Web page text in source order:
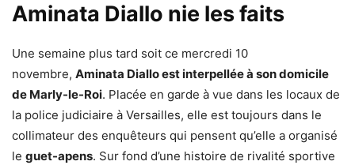
Aminata Diallo nie les faits
Une semaine plus tard soit ce mercredi 10
novembre, Aminata Diallo est interpellée à son domicile
de Marly-le-Roi. Placée en garde à vue dans les locaux de
la police judiciaire à Versailles, elle est toujours dans le
collimateur des enquêteurs qui pensent qu’elle a organisé
le guet-apens. Sur fond d’une histoire de rivalité sportive